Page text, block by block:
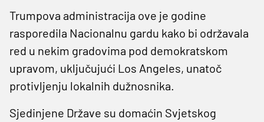
Trumpova administracija ove je godine
rasporedila Nacionalnu gardu kako bi održavala
red u nekim gradovima pod demokratskom
upravom, uključujući Los Angeles, unatoč
protivljenju lokalnih dužnosnika.
Sjedinjene Države su domaćin Svjetskog